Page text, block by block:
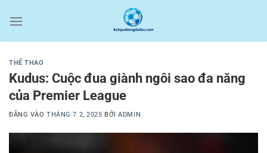
qua
THỂ THAO
Kudus: Cuộc đua giành ngôi sao đa năng
của Premier League
ĐĂNG VÀOTHÁNG 7 2, 2025 BỞIADMIN